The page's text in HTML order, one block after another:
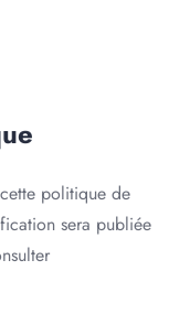
politique de
sera publiée